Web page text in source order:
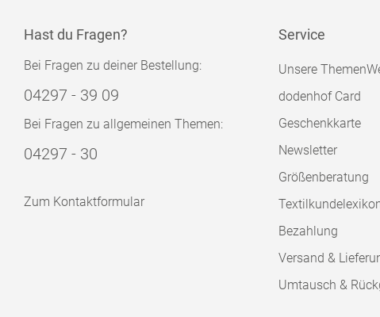
Hast du Fragen?
Bei Fragen zu deiner Bestellung:
04297 - 39 09
Bei Fragen zu allgemeinen Themen:
04297 - 30
Zum Kontaktformular
Service
Unsere
dodenhof Card
Geschenkkarte
Newsletter
Größenberatung
Bezahlung
Versand &
Umtausch &